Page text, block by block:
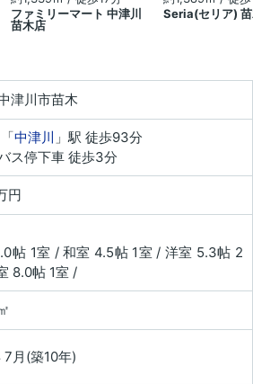
ファミリーマート 中津川
苗木店
Seria(セリア)
津川市苗木
中津川 」駅 徒歩93分
ス停下車 徒歩3分
円
帖 1室 / 和室 4.5帖 1室 / 洋室 5.3帖 2
8.0帖 1室 /
7月(築10年)